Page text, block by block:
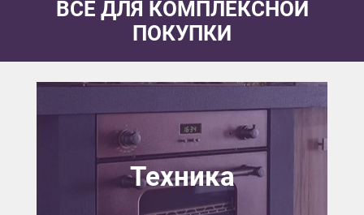
ВСЕ ДЛЯ КОМПЛЕКСНОЙ
ПОКУПКИ
Техника